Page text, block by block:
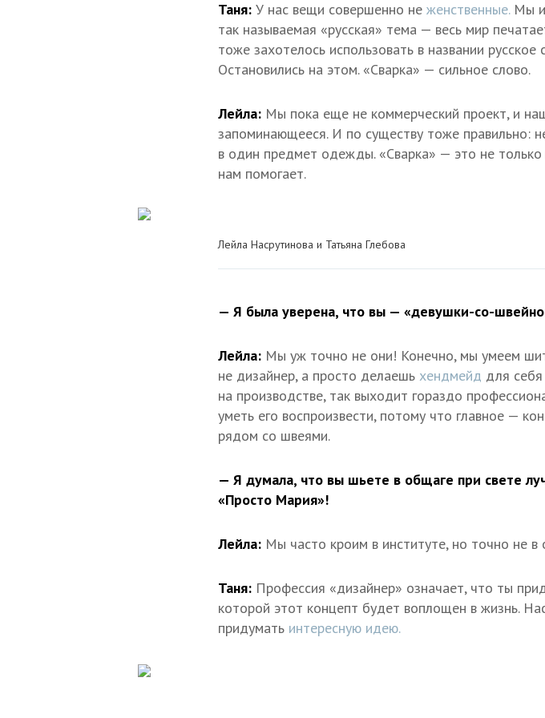
Таня: У нас вещи совершенно не женственные.Мы и
так называемая «русская» тема — весь мир
тоже захотелось использовать в названии
Остановились на этом. «Сварка» — сильное слово.
Лейла: Мы пока еще не коммерческий проект, и
запоминающееся. И по существу тоже правильно:
в один предмет одежды. «Сварка» — это не
нам помогает.
Лейла Насрутинова и Татьяна Глебова
— Я была уверена, что вы — «девушки-со-
Лейла: Мы уж точно не они! Конечно, мы умеем
не дизайнер, а просто делаешь хендмейд для
на производстве, так выходит гораздо
уметь его воспроизвести, потому что главное —
рядом со швеями.
— Я думала, что вы шьете в общаге при свете
«Просто Мария»!
Лейла: Мы часто кроим в институте, но точно не
Таня: Профессия «дизайнер» означает, что ты
которой этот концепт будет воплощен в жизнь.
придумать интересную идею.